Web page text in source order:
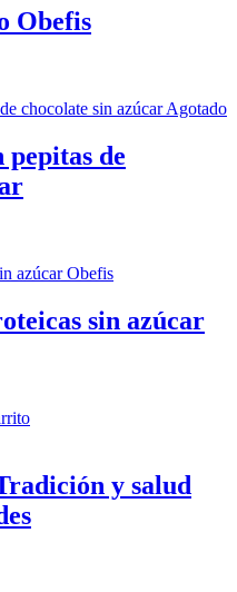
Obefis
Agotado
pepitas de
sin azúcar
y salud